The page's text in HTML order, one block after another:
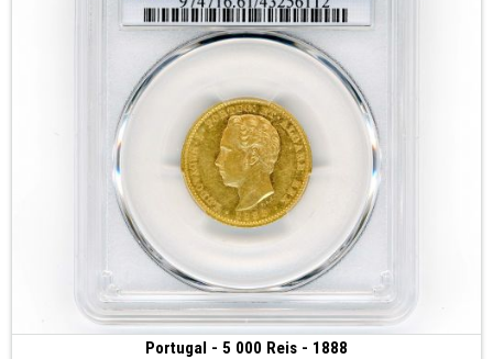
Portugal - 5 000 Reis - 1888